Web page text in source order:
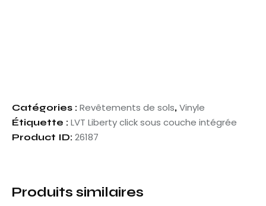
Catégories : Revêtements de sols, Vinyle
Étiquette : LVT Liberty click sous couche intégrée
Product ID: 26187
Produits similaires